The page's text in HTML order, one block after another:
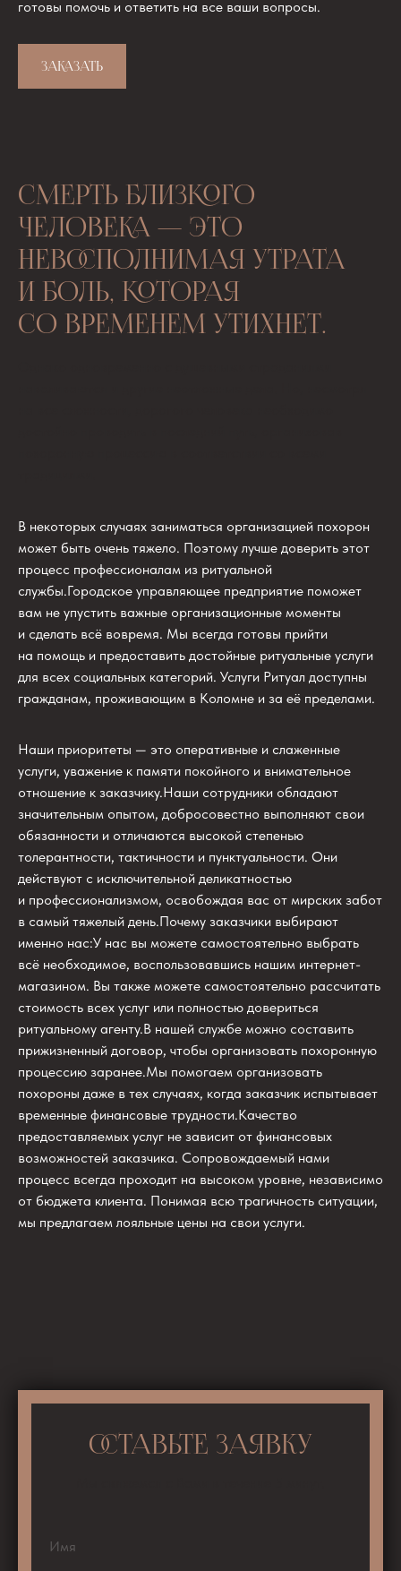
готовы помочь и ответить на все ваши вопросы.
ЗАКАЗАТЬ
СМЕРТЬ БЛИЗКОГО
ЧЕЛОВЕКА — ЭТО
НЕВОСПОЛНИМАЯ УТРАТА
И БОЛЬ, КОТОРАЯ
СО ВРЕМЕНЕМ УТИХНЕТ.
В некоторых случаях заниматься организацией похорон
может быть очень тяжело. Поэтому лучше доверить этот
процесс профессионалам из ритуальной
службы.Городское управляющее предприятие поможет
вам не упустить важные организационные моменты
и сделать всё вовремя. Мы всегда готовы прийти
на помощь и предоставить достойные ритуальные услуги
для всех социальных категорий. Услуги Ритуал доступны
гражданам, проживающим в Коломне и за её пределами.
Наши приоритеты — это оперативные и слаженные
услуги, уважение к памяти покойного и внимательное
отношение к заказчику.Наши сотрудники обладают
значительным опытом, добросовестно выполняют свои
обязанности и отличаются высокой степенью
толерантности, тактичности и пунктуальности. Они
действуют с исключительной деликатностью
и профессионализмом, освобождая вас от мирских забот
в самый тяжелый день.Почему заказчики выбирают
именно нас:У нас вы можете самостоятельно выбрать
всё необходимое, воспользовавшись нашим интернет-
магазином. Вы также можете самостоятельно рассчитать
стоимость всех услуг или полностью довериться
ритуальному агенту.В нашей службе можно составить
прижизненный договор, чтобы организовать похоронную
процессию заранее.Мы помогаем организовать
похороны даже в тех случаях, когда заказчик испытывает
временные финансовые трудности.Качество
предоставляемых услуг не зависит от финансовых
возможностей заказчика. Сопровождаемый нами
процесс всегда проходит на высоком уровне, независимо
от бюджета клиента. Понимая всю трагичность ситуации,
мы предлагаем лояльные цены на свои услуги.
ОСТАВЬТЕ ЗАЯВКУ